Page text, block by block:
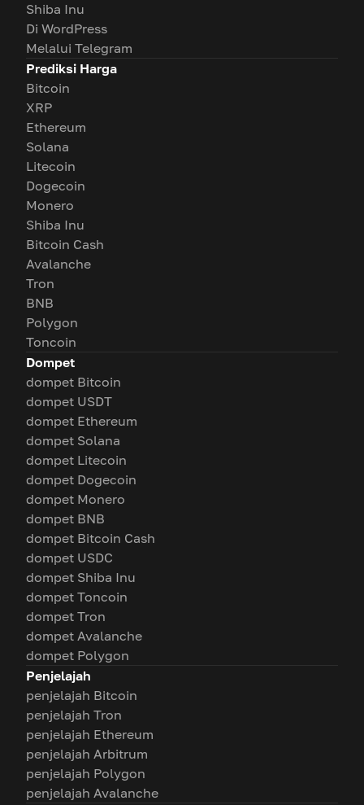
Shiba Inu
Di WordPress
Melalui Telegram
Prediksi Harga
Bitcoin
XRP
Ethereum
Solana
Litecoin
Dogecoin
Monero
Shiba Inu
Bitcoin Cash
Avalanche
Tron
BNB
Polygon
Toncoin
Dompet
dompet Bitcoin
dompet USDT
dompet Ethereum
dompet Solana
dompet Litecoin
dompet Dogecoin
dompet Monero
dompet BNB
dompet Bitcoin Cash
dompet USDC
dompet Shiba Inu
dompet Toncoin
dompet Tron
dompet Avalanche
dompet Polygon
Penjelajah
penjelajah Bitcoin
penjelajah Tron
penjelajah Ethereum
penjelajah Arbitrum
penjelajah Polygon
penjelajah Avalanche